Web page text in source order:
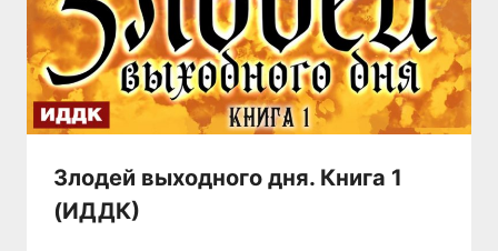
Злодей выходного дня. Книга 1
(ИДДК)